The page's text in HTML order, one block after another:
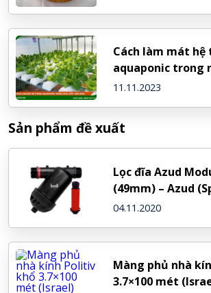
Cách làm mát hệ
aquaponic trong
kính
11.11.2023
Sản phẩm đề xuất
Lọc đĩa Azud
(49mm) – Azud
04.11.2020
Màng phủ nhà
3.7×100 mét